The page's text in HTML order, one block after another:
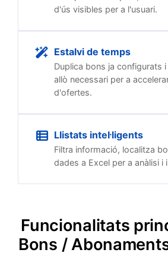
d'ús visibles per a l'usuari.
Estalvi de temps
Duplica bons ja configurats
allò necessari per a
d'ofertes.
Llistats intel·ligents
Filtra informació, localitza
dades a Excel per a anàlisi i
Funcionalitats
Bons /